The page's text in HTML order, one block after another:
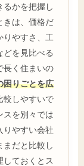
かを把握し
きは、価格だ
りやすさ、工
を見比べる
長く住まいの
困りごとを広
較しやすいで
スを別々では
りやすい会社
まだと比較し
しておくとス